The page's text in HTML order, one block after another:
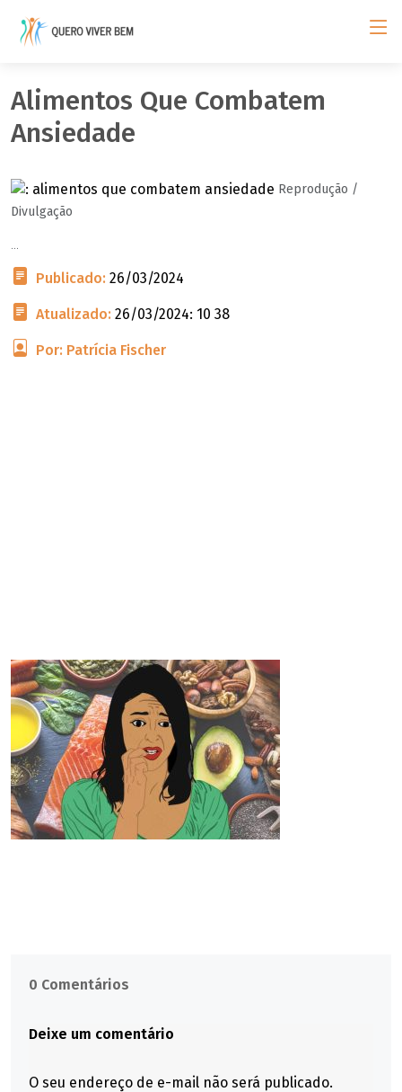
Alimentos Que Combatem
Ansiedade
Reprodução /
Divulgação
...
Publicado: 26/03/2024
Atualizado: 26/03/2024: 10 38
Por: Patrícia Fischer
0 Comentários
Deixe um comentário
O seu endereço de e-mail não será publicado.